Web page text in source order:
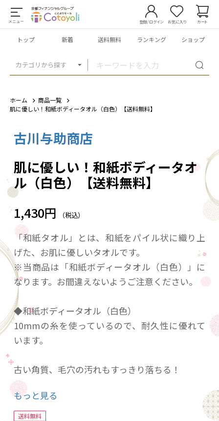
メニュー
カテゴリから探す
登録/ログイン お気に入り カート
トップ 新着 送料無料 ランキング ショップ
ホーム
商品一覧
肌に優しい！和紙ボディータオル（白色）【送料無料】
古川与助商店
肌に優しい！和紙ボディータオ
ル（白色）【送料無料】
1,430円 （税込）
「和紙タオル」とは、和紙をパイル状に織り上
げた、お肌に優しいタオルです。
※当商品は「和紙ボディータオル（白色）」に
なります。お間違えないようご注意ください。
◆和紙ボディータオル（白色）
10mmの糸を使っているので、耐久性に優れて
います。
古い角質、毛穴の汚れもすっきり落ちる！
和紙の糸で織りあげた、肌にも地球にも優しい
浴用タオルです。
環境に配慮しておりますので、話題のSDGｓにも
もっと見る
送料無料